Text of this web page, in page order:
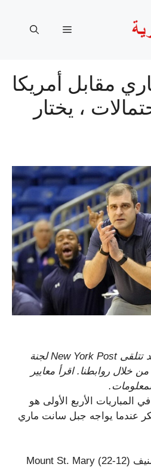
القائمة
مقابل أمريكا
، يختار
محتوى المقامرة 21+. قد تتلقى New York Post لجنة
خلال روابطنا. اقرأ معايير
الأربع الأولى هو
عندما يواجه جبل سانت ماري
من مؤتمر MAC ، تم تصنيف Mount St. Mary (22-12)